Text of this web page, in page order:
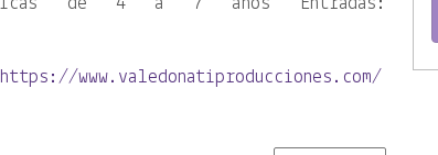
https://www.valedonatiproducciones.com/